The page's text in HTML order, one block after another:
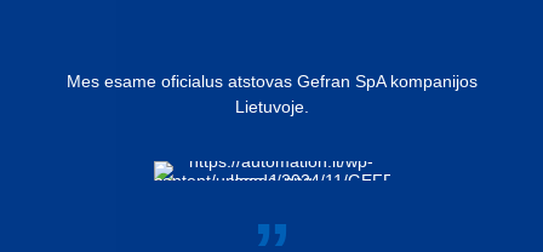
Mes esame oficialus atstovas Gefran SpA kompanijos
Lietuvoje.